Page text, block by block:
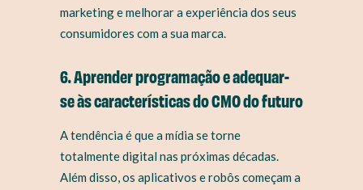
marketing e melhorar a experiência dos seus
consumidores com a sua marca.
6. Aprender programação e adequar-
se às características do CMO do futuro
A tendência é que a mídia se torne
totalmente digital nas próximas décadas.
Além disso, os aplicativos e robôs começam a